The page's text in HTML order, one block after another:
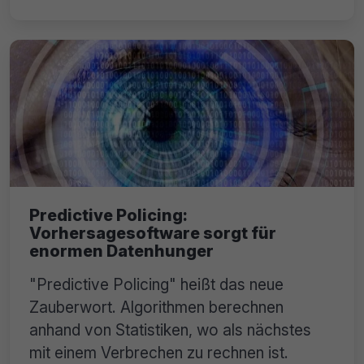
Predictive Policing:
Vorhersagesoftware sorgt für
enormen Datenhunger
"Predictive Policing" heißt das neue
Zauberwort. Algorithmen berechnen
anhand von Statistiken, wo als nächstes
mit einem Verbrechen zu rechnen ist.